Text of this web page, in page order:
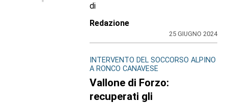
di
Redazione
25 GIUGNO 2024
INTERVENTO DEL SOCCORSO ALPINO
A RONCO CANAVESE
Vallone di Forzo:
recuperati gli